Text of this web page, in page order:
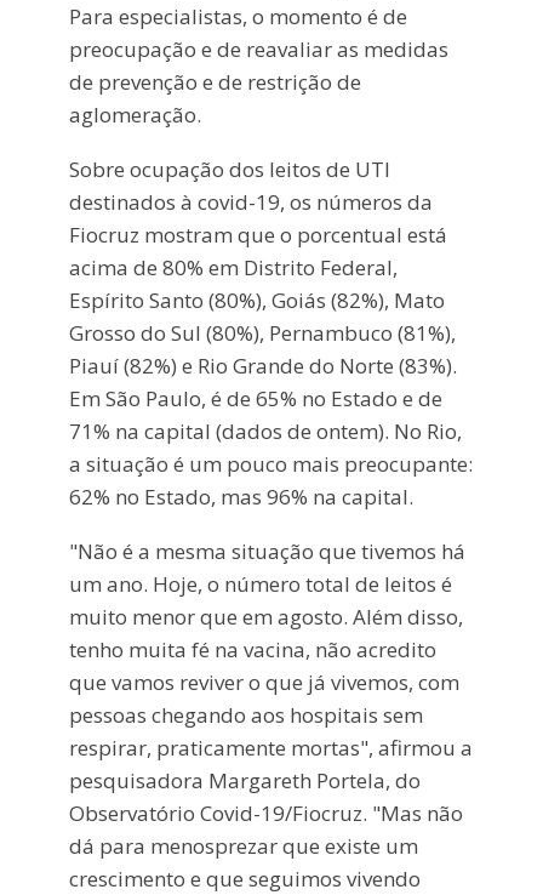
Para especialistas, o momento é de
preocupação e de reavaliar as medidas
de prevenção e de restrição de
aglomeração.
Sobre ocupação dos leitos de UTI
destinados à covid-19, os números da
Fiocruz mostram que o porcentual está
acima de 80% em Distrito Federal,
Espírito Santo (80%), Goiás (82%), Mato
Grosso do Sul (80%), Pernambuco (81%),
Piauí (82%) e Rio Grande do Norte (83%).
Em São Paulo, é de 65% no Estado e de
71% na capital (dados de ontem). No Rio,
a situação é um pouco mais preocupante:
62% no Estado, mas 96% na capital.
"Não é a mesma situação que tivemos há
um ano. Hoje, o número total de leitos é
muito menor que em agosto. Além disso,
tenho muita fé na vacina, não acredito
que vamos reviver o que já vivemos, com
pessoas chegando aos hospitais sem
respirar, praticamente mortas", afirmou a
pesquisadora Margareth Portela, do
Observatório Covid-19/Fiocruz. "Mas não
dá para menosprezar que existe um
crescimento e que seguimos vivendo